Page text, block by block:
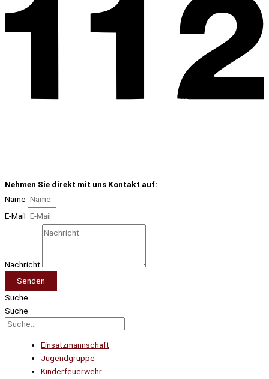
Nehmen Sie direkt mit uns Kontakt auf:
Name
E-Mail
Nachricht
Senden
Suche
Suche
Einsatzmannschaft
Jugendgruppe
Kinderfeuerwehr